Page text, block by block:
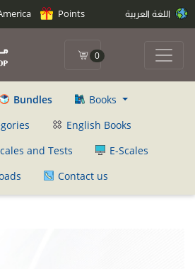
Points
0
Bundles
Books
English Books
and Tests
E-Scales
Contact us